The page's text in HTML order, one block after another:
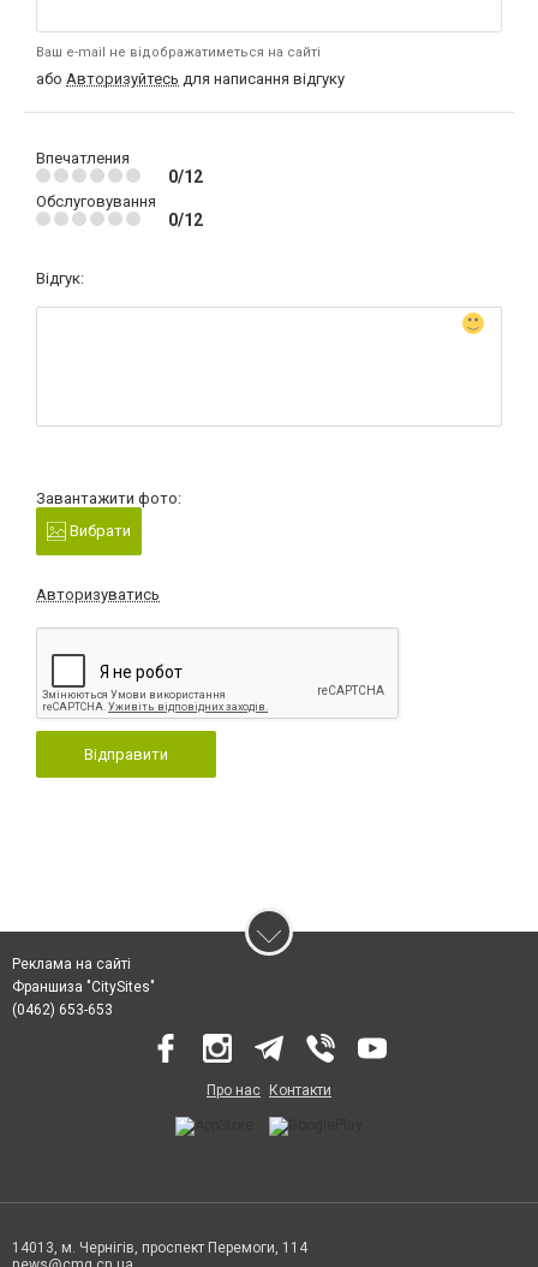
Ваш e-mail не відображатиметься на сайті
або Авторизуйтесь для написання відгуку
Впечатления
0/12
Обслуговування
0/12
Відгук:
Завантажити фото:
Вибрати
Авторизуватись
Відправити
Реклама на сайті
Франшиза "CitySites"
(0462) 653-653
Про нас Контакти
14013, м. Чернігів, проспект Перемоги, 114